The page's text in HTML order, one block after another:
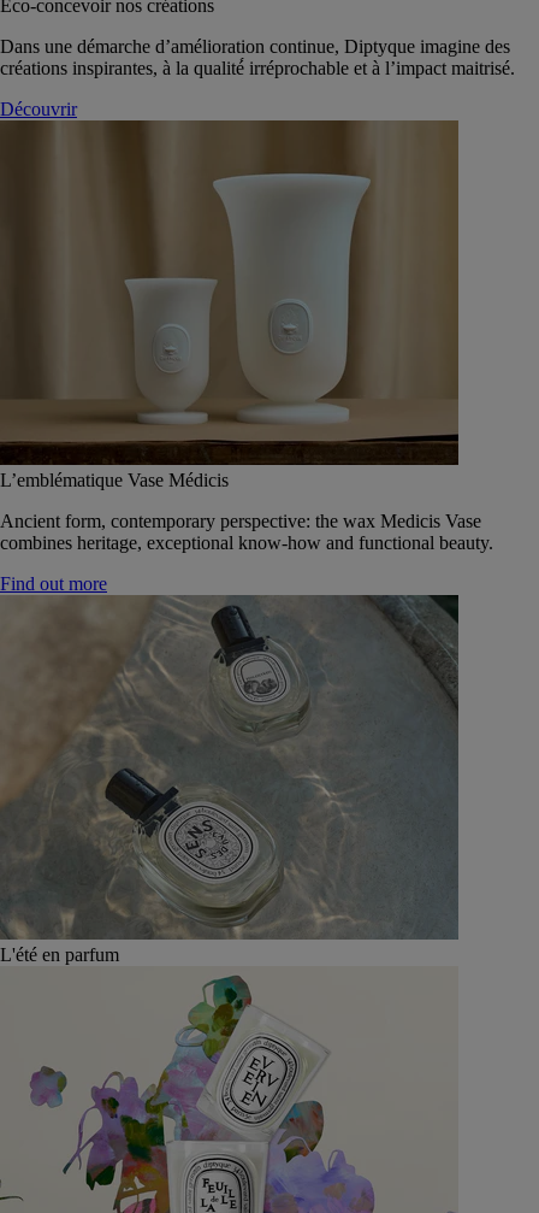
Eco-concevoir nos créations
Dans une démarche d’amélioration continue, Diptyque imagine des
créations inspirantes, à la qualité́ irréprochable et à l’impact maitrisé.
Découvrir
L’emblématique Vase Médicis
Ancient form, contemporary perspective: the wax Medicis Vase
combines heritage, exceptional know-how and functional beauty.
Find out more
L'été en parfum